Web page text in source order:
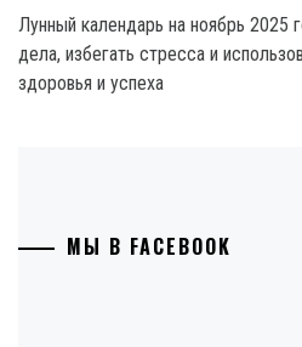
Лунный календарь на ноябрь 2025
дела, избегать стресса и
здоровья и успеха
МЫ В FACEBOOK